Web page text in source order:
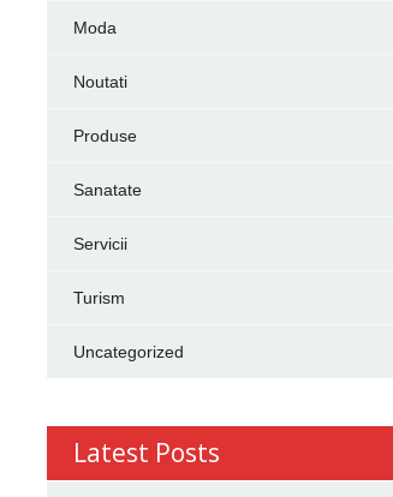
Moda
Noutati
Produse
Sanatate
Servicii
Turism
Uncategorized
Latest Posts